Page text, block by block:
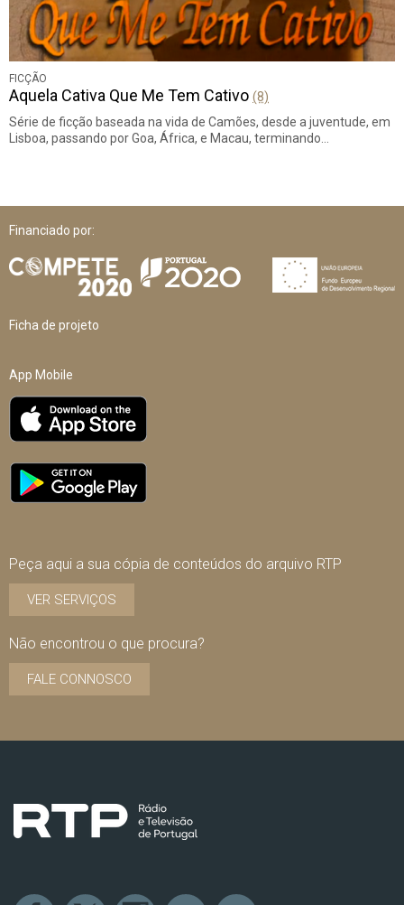
FICÇÃO
Aquela Cativa Que Me Tem Cativo (8)
Série de ficção baseada na vida de Camões, desde a juventude, em
Lisboa, passando por Goa, África, e Macau, terminando…
Financiado por:
Ficha de projeto
App Mobile
Peça aqui a sua cópia de conteúdos do arquivo RTP
VER SERVIÇOS
Não encontrou o que procura?
FALE CONNOSCO